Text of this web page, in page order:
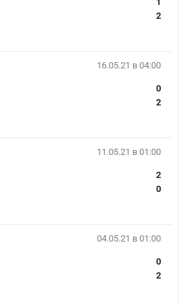
2
16.05.21 в 04:00
0
2
11.05.21 в 01:00
2
0
04.05.21 в 01:00
0
2